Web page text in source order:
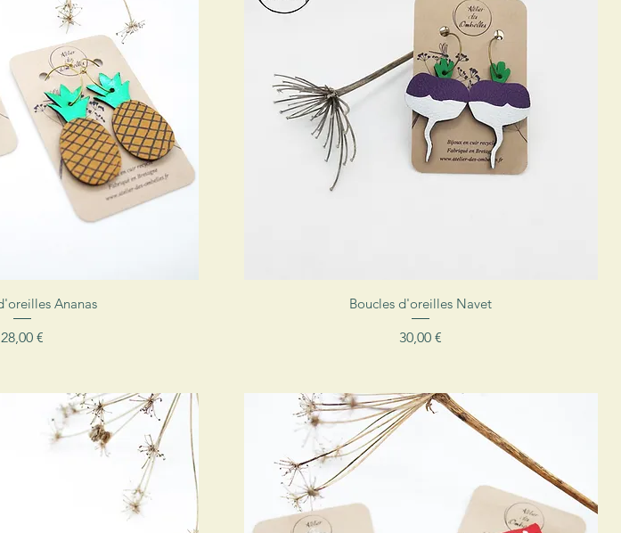
rapideAnanas
Prix
28,00 €
Aperçu rapide
Boucles d'oreilles Navet
Prix
30,00 €